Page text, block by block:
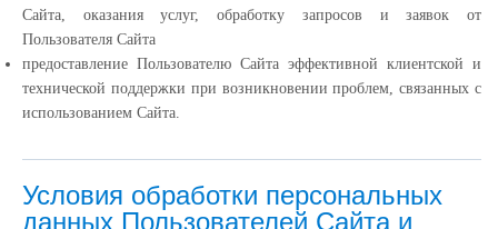
Сайта, оказания услуг, обработку запросов и заявок от
Пользователя Сайта
предоставление Пользователю Сайта эффективной клиентской и
технической поддержки при возникновении проблем, связанных с
использованием Сайта.
Условия обработки персональных
данных Пользователей Сайта и